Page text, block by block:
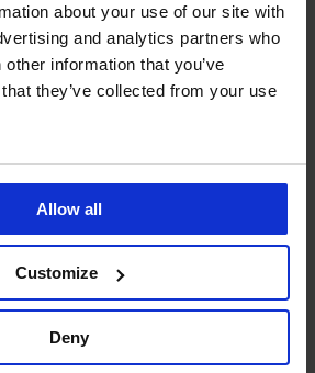
about your use of our site with
and analytics partners who
information that you’ve
they’ve collected from your use
Allow all
Customize
Deny
5
2PACK Funkční boxerky MEN-
A Athlete
599 Kč